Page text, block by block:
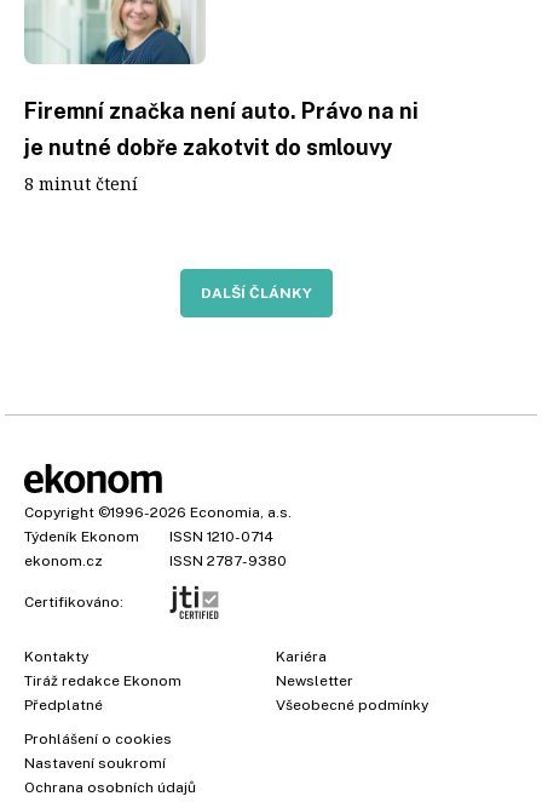
Firemní značka není auto. Právo na ni
je nutné dobře zakotvit do smlouvy
8 minut čtení
DALŠÍ ČLÁNKY
Copyright ©1996-2026 Economia, a.s.
Týdeník Ekonom
ISSN 1210-0714
ekonom.cz
ISSN 2787-9380
Certifikováno:
Kontakty
Tiráž redakce Ekonom
Předplatné
Kariéra
Newsletter
Všeobecné podmínky
Prohlášení o cookies
Nastavení soukromí
Ochrana osobních údajů